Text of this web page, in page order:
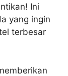
Ini
yang ingin
terbesar